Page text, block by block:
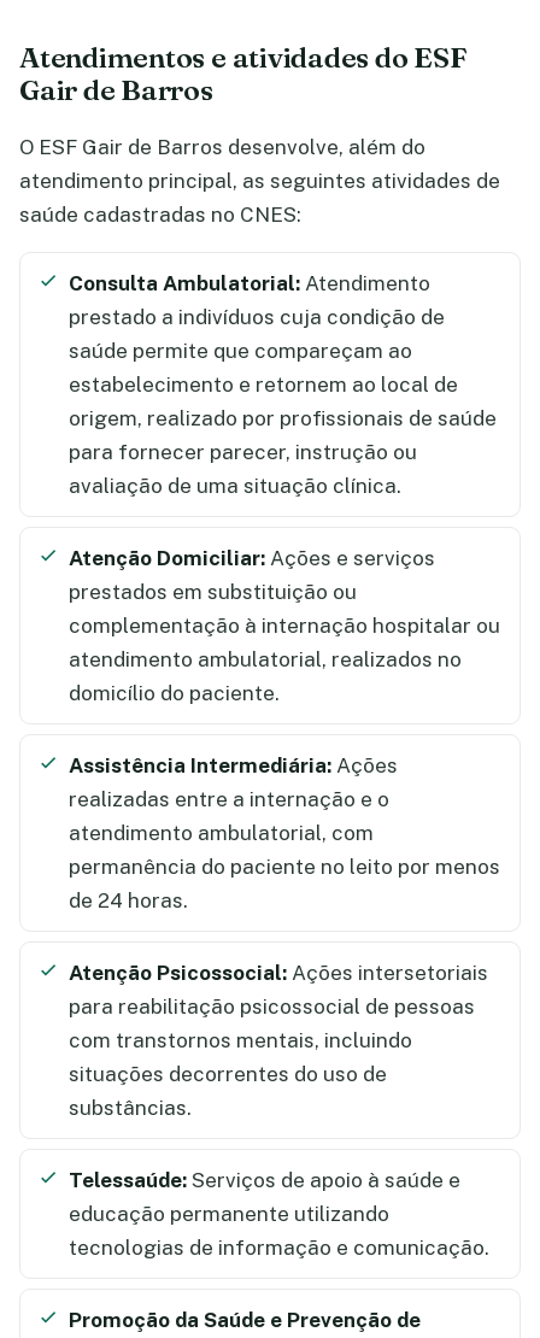
Atendimentos e atividades do ESF
Gair de Barros
O ESF Gair de Barros desenvolve, além do
atendimento principal, as seguintes atividades de
saúde cadastradas no CNES:
Consulta Ambulatorial: Atendimento
prestado a indivíduos cuja condição de
saúde permite que compareçam ao
estabelecimento e retornem ao local de
origem, realizado por profissionais de saúde
para fornecer parecer, instrução ou
avaliação de uma situação clínica.
Atenção Domiciliar: Ações e serviços
prestados em substituição ou
complementação à internação hospitalar ou
atendimento ambulatorial, realizados no
domicílio do paciente.
Assistência Intermediária: Ações
realizadas entre a internação e o
atendimento ambulatorial, com
permanência do paciente no leito por menos
de 24 horas.
Atenção Psicossocial: Ações intersetoriais
para reabilitação psicossocial de pessoas
com transtornos mentais, incluindo
situações decorrentes do uso de
substâncias.
Telessaúde: Serviços de apoio à saúde e
educação permanente utilizando
tecnologias de informação e comunicação.
Promoção da Saúde e Prevenção de